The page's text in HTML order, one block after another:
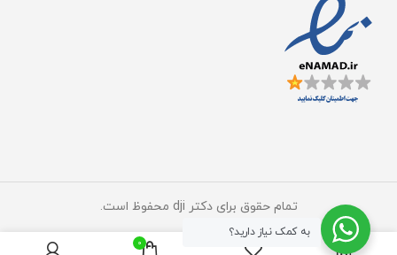
تمام حقوق برای دکتر dji محفوظ است.
0
به کمک نیاز دارید؟